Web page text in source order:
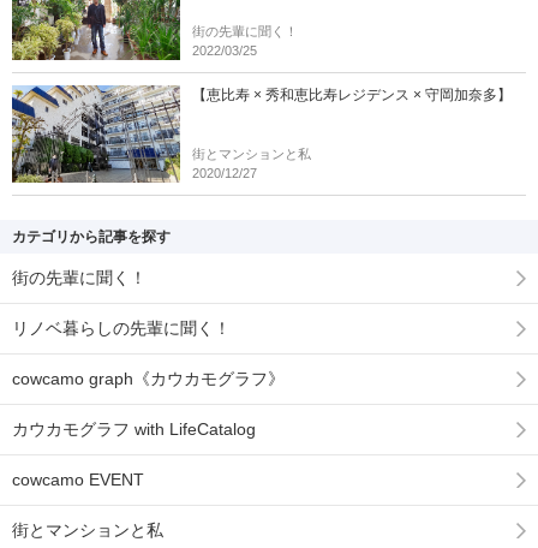
街の先輩に聞く！
2022/03/25
【恵比寿 × 秀和恵比寿レジデンス × 守岡加奈多】
街とマンションと私
2020/12/27
カテゴリから記事を探す
街の先輩に聞く！
リノベ暮らしの先輩に聞く！
cowcamo graph《カウカモグラフ》
カウカモグラフ with LifeCatalog
cowcamo EVENT
街とマンションと私